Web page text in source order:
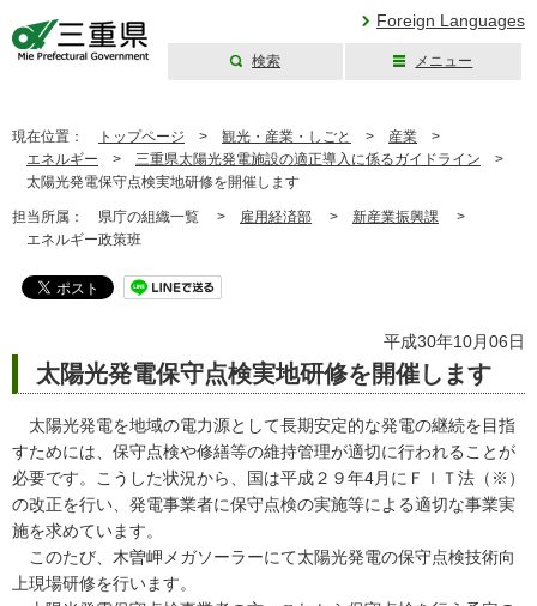
Foreign Languages
検索 メニュー
現在位置： トップページ > 観光・産業・しごと > 産業 >
エネルギー > 三重県太陽光発電施設の適正導入に係るガイドライン >
太陽光発電保守点検実地研修を開催します
担当所属： 県庁の組織一覧 > 雇用経済部 > 新産業振興課 >
エネルギー政策班
平成30年10月06日
太陽光発電保守点検実地研修を開催します
太陽光発電を地域の電力源として長期安定的な発電の継続を目指
すためには、保守点検や修繕等の維持管理が適切に行われることが
必要です。こうした状況から、国は平成２９年4月にＦＩＴ法（※）
の改正を行い、発電事業者に保守点検の実施等による適切な事業実
施を求めています。
このたび、木曽岬メガソーラーにて太陽光発電の保守点検技術向
上現場研修を行います。